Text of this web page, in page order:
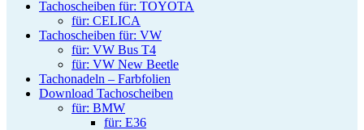
Tachoscheiben für: TOYOTA
für: CELICA
Tachoscheiben für: VW
für: VW Bus T4
für: VW New Beetle
Tachonadeln – Farbfolien
Download Tachoscheiben
für: BMW
für: E36